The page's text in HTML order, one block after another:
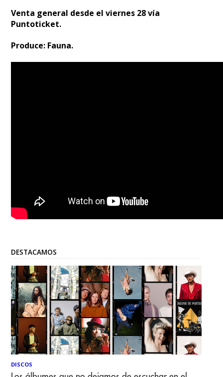
Venta general desde el viernes 28 vía
Puntoticket.
Produce: Fauna.
DESTACAMOS
DISCOS